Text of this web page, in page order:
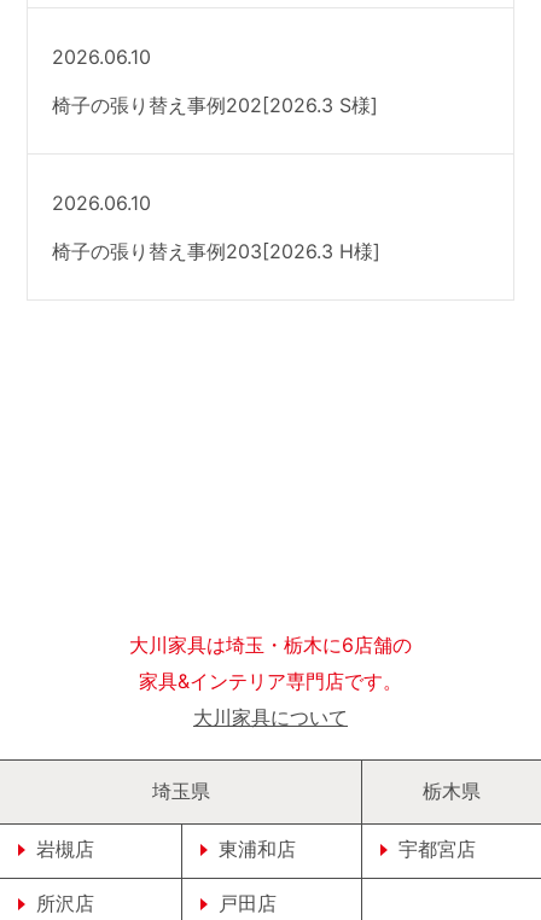
2026.06.10
椅子の張り替え事例202[2026.3 S様]
2026.06.10
椅子の張り替え事例203[2026.3 H様]
大川家具は埼玉・栃木に6店舗の
家具&インテリア専門店です。
大川家具について
埼玉県
岩槻店 東浦和店
所沢店 戸田店
栃木県
宇都宮店